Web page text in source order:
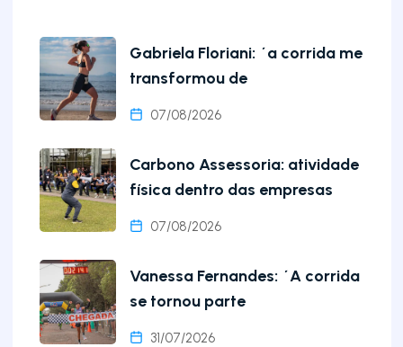
Gabriela Floriani: ´a corrida me
transformou de
07/08/2026
Carbono Assessoria: atividade
física dentro das empresas
07/08/2026
Vanessa Fernandes: ´A corrida
se tornou parte
31/07/2026